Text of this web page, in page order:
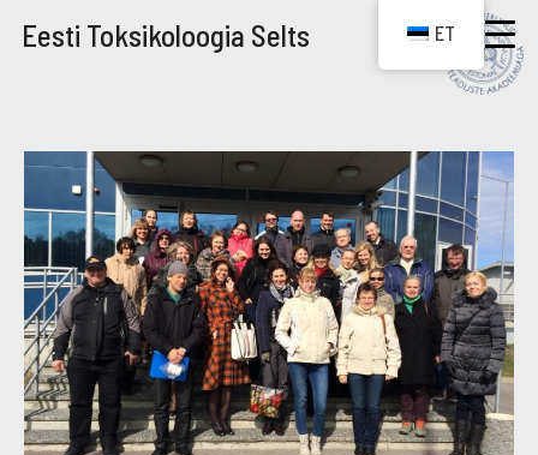
Eesti Toksikoloogia Selts ET